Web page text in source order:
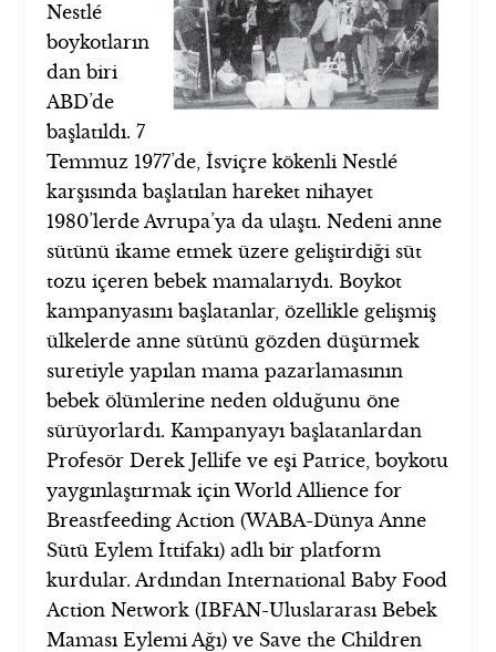
Nestlé
boykotların
dan biri
ABD’de
başlatıldı. 7
Temmuz 1977’de, İsviçre kökenli Nestlé
karşısında başlatılan hareket nihayet
1980’lerde Avrupa’ya da ulaştı. Nedeni anne
sütünü ikame etmek üzere geliştirdiği süt
tozu içeren bebek mamalarıydı. Boykot
kampanyasını başlatanlar, özellikle gelişmiş
ülkelerde anne sütünü gözden düşürmek
suretiyle yapılan mama pazarlamasının
bebek ölümlerine neden olduğunu öne
sürüyorlardı. Kampanyayı başlatanlardan
Profesör Derek Jellife ve eşi Patrice, boykotu
yaygınlaştırmak için World Allience for
Breastfeeding Action (WABA-Dünya Anne
Sütü Eylem İttifakı) adlı bir platform
kurdular. Ardından International Baby Food
Action Network (IBFAN-Uluslararası Bebek
Maması Eylemi Ağı) ve Save the Children